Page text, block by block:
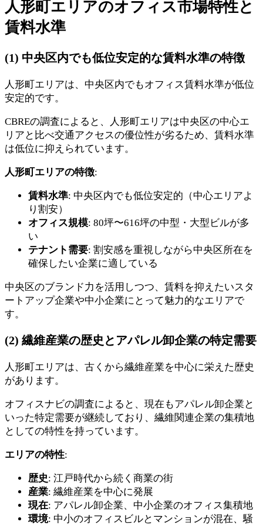
人形町エリアのオフィス市場特性と
賃料水準
(1) 中央区内でも低位安定的な賃料水準の特徴
人形町エリアは、中央区内でもオフィス賃料水準が低位
安定的です。
CBREの調査によると、人形町エリアは中央区の中心エ
リアと比べ交通アクセスの優位性が劣るため、賃料水準
は低位に抑えられています。
人形町エリアの特徴:
賃料水準: 中央区内でも低位安定的（中心エリアよ
り割安）
オフィス規模: 80坪〜616坪の中型・大型ビルが多
い
テナント需要: 割安感を重視しながら中央区所在を
確保したい企業に適している
中央区のブランド力を活用しつつ、賃料を抑えたいスタ
ートアップ企業や中小企業にとって魅力的なエリアで
す。
(2) 繊維産業の歴史とアパレル卸企業の特定需要
人形町エリアは、古くから繊維産業を中心に栄えた歴史
があります。
オフィスナビの調査によると、現在もアパレル卸企業と
いった特定需要が継続しており、繊維関連企業の集積地
としての特性を持っています。
エリアの特性:
歴史: 江戸時代から続く商業の街
産業: 繊維産業を中心に発展
現在: アパレル卸企業、中小企業のオフィス集積地
環境: 中小のオフィスビルとマンションが混在、騒